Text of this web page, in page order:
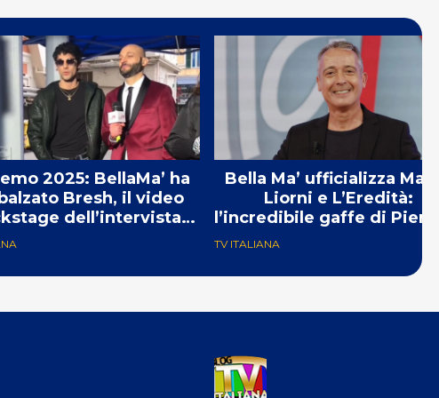
2025: BellaMa’ ha
Bresh, il video
dell’intervista
Bella Ma’ ufficializza
Liorni e L’Eredità:
l’incredibile gaffe di
TV ITALIANA